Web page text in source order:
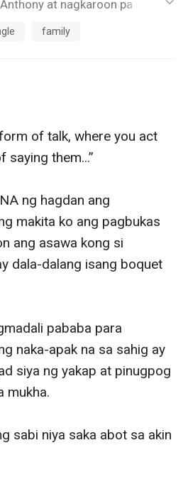
at nagkaroon pa sila ng
sa lahat ng bagay.
sisirain ang kanilang pag-
babaeng kahit kailan ay
naging masaya ang buhay niya
asawa niya ang kabit nito.
ang buhay nila. Hindi na
nila.
sino man ang babaeng iyon.
niya!
magsisimula ang
ic_default
family
of talk, where you act
them...”
ng hagdan ang
makita ko ang pagbukas
ang asawa kong si
dala-dalang isang boquet
pababa para
naka-apak na sa sahig ay
siya ng yakap at pinugpog
mukha.
sabi niya saka abot sa akin